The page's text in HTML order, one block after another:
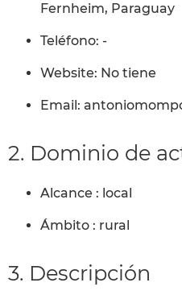
Fernheim, Paraguay
Teléfono: -
Website: No tiene
Email:
2. Dominio de
Alcance : local
Ámbito : rural
3. Descripción